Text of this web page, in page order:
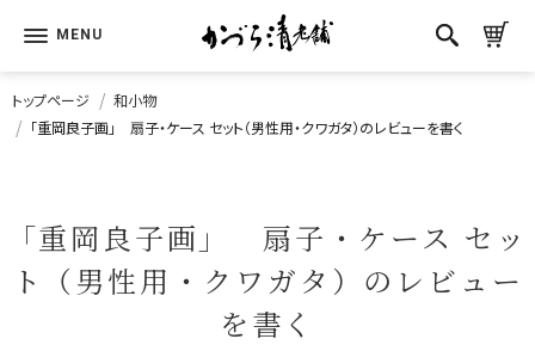
トップページ
和小物
「重岡良子画」 扇子・ケース セット（男性用・クワガタ）のレビューを書く
「重岡良子画」 扇子・ケース セッ
ト（男性用・クワガタ）のレビュー
を書く